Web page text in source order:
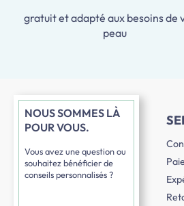
gratuit et adapté aux besoins de
peau
NOUS SOMMES LÀ
POUR VOUS.
Vous avez une question ou
souhaitez bénéficier de
conseils personnalisés ?